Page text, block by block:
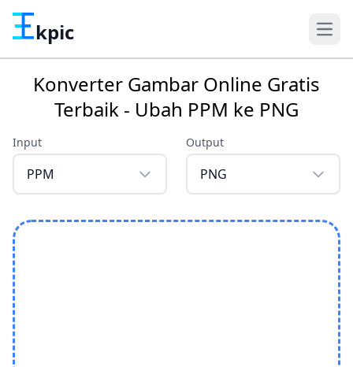
kpic
Konverter Gambar Online Gratis
Terbaik - Ubah PPM ke PNG
Input
PPM
Output
PNG